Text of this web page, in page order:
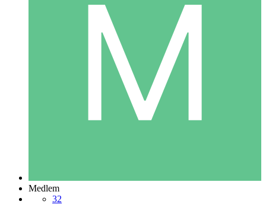
Medlem
32